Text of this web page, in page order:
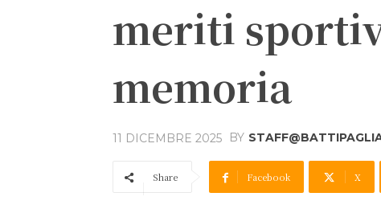
meriti
memoria
11 DICEMBRE 2025 BY
Share Facebook X